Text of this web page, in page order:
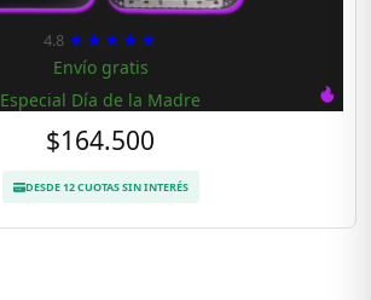
4.8 ★★★★★
Envío gratis
Especial Día de la Madre
$164.500
DESDE 12 CUOTAS SIN INTERÉS